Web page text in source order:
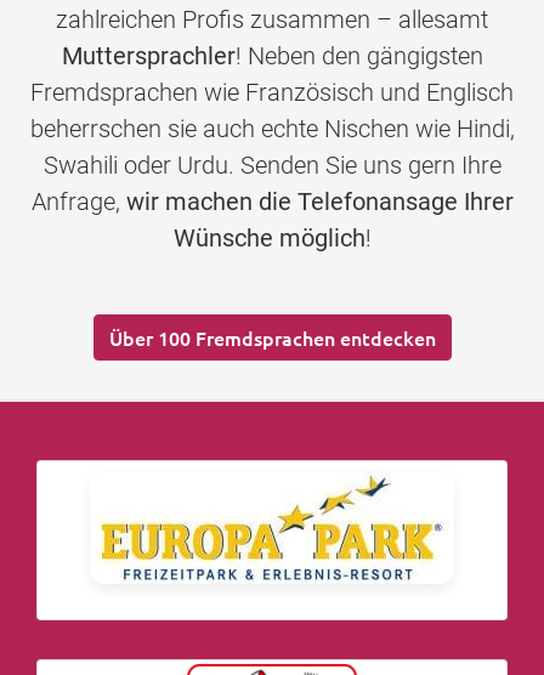
zahlreichen Profis zusammen – allesamt
Muttersprachler! Neben den gängigsten
Fremdsprachen wie Französisch und Englisch
beherrschen sie auch echte Nischen wie Hindi,
Swahili oder Urdu. Senden Sie uns gern Ihre
Anfrage, wir machen die Telefonansage Ihrer
Wünsche möglich!
Über 100 Fremdsprachen entdecken